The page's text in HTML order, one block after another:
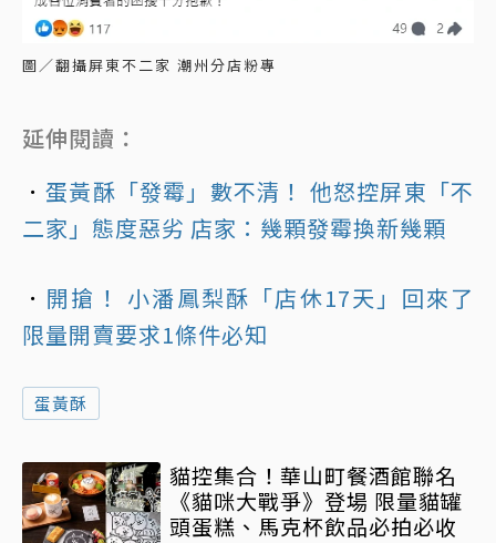
圖／翻攝屏東不二家 潮州分店粉專
延伸閱讀：
．蛋黃酥「發霉」數不清！ 他怒控屏東「不
二家」態度惡劣 店家：幾顆發霉換新幾顆
． 開搶！ 小潘鳳梨酥「店休17天」回來了
限量開賣要求1條件必知
蛋黃酥
貓控集合！華山町餐酒館聯名
《貓咪大戰爭》登場 限量貓罐
頭蛋糕、馬克杯飲品必拍必收